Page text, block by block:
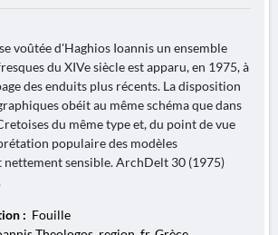
voûtée d'Haghios Ioannis un ensemble
du XIVe siècle est apparu, en 1975, à
des enduits plus récents. La disposition
obéit au même schéma que dans
du même type et, du point de vue
populaire des modèles
nettement sensible. ArchDelt 30 (1975)
: Fouille